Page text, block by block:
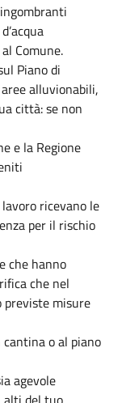
Comune.
Piano di
alluvionabili,
città: se non
e la Regione
ricevano le
per il rischio
che hanno
che nel
previste misure
o al piano
agevole